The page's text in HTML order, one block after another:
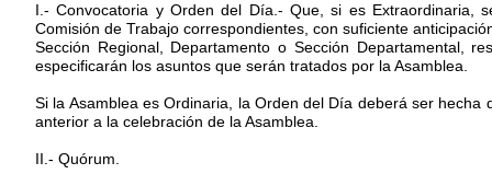
I.- Convocatoria y Orden del Día.- Que, si es Extraordinaria,
Comisión de Trabajo correspondientes, con suficiente
Sección Regional, Departamento o Sección Departamental,
especificarán los asuntos que serán tratados por la Asamblea.
Si la Asamblea es Ordinaria, la Orden del Día deberá ser
anterior a la celebración de la Asamblea.
II.- Quórum.